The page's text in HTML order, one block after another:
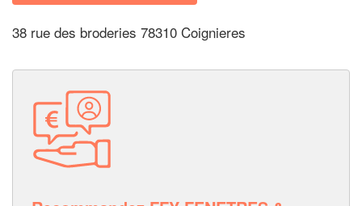
38 rue des broderies 78310 Coignieres